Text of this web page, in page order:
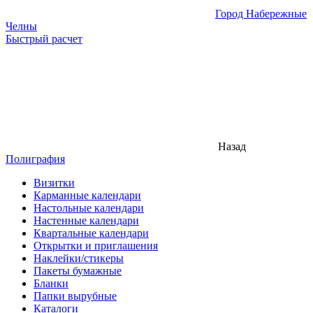
Город Набережные
Челны
Быстрый расчет
Назад
Полиграфия
Визитки
Карманные календари
Настольные календари
Настенные календари
Квартальные календари
Открытки и приглашения
Наклейки/стикеры
Пакеты бумажные
Бланки
Папки вырубные
Каталоги